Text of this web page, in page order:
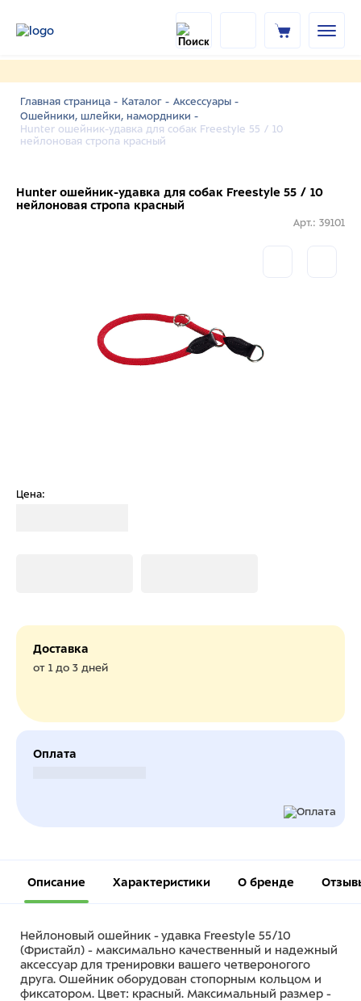
Главная страница - Каталог - Аксессуары -
Ошейники, шлейки, намордники -
Hunter ошейник-удавка для собак Freestyle 55 / 10
нейлоновая стропа красный
Hunter ошейник-удавка для собак Freestyle 55 / 10
нейлоновая стропа красный
Арт.: 39101
Цена:
Доставка
от 1 до 3 дней
Оплата
Описание Характеристики О бренде
Нейлоновый ошейник - удавка Freestyle 55/10
(Фристайл) - максимально качественный и надежный
аксессуар для тренировки вашего четвероногого
друга. Ошейник оборудован стопорным кольцом и
фиксатором. Цвет: красный. Максимальный размер -